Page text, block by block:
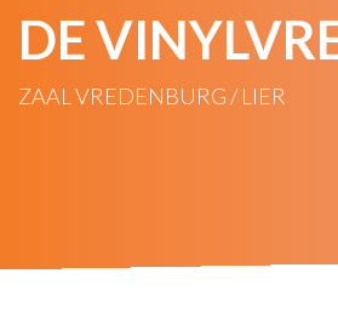
DE
ZAAL VREDENBURG / LIER